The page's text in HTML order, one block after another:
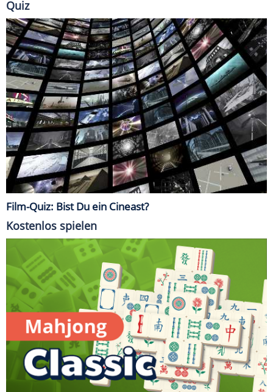
Quiz
Film-Quiz: Bist Du ein Cineast?
Kostenlos spielen